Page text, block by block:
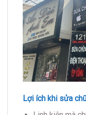
Lợi ích khi sửa